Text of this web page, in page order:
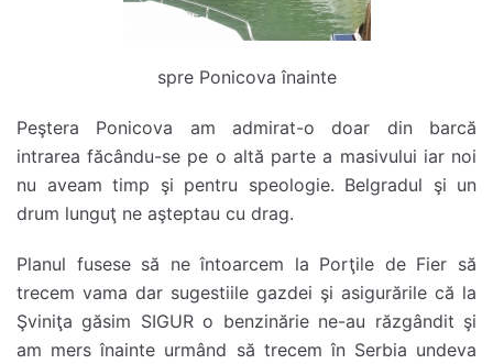
spre Ponicova înainte
Peştera Ponicova am admirat-o doar din barcă
intrarea făcându-se pe o altă parte a masivului iar noi
nu aveam timp şi pentru speologie. Belgradul şi un
drum lunguţ ne aşteptau cu drag.
Planul fusese să ne întoarcem la Porţile de Fier să
trecem vama dar sugestiile gazdei şi asigurările că la
Şviniţa găsim SIGUR o benzinărie ne-au răzgândit şi
am mers înainte urmând să trecem în Serbia undeva